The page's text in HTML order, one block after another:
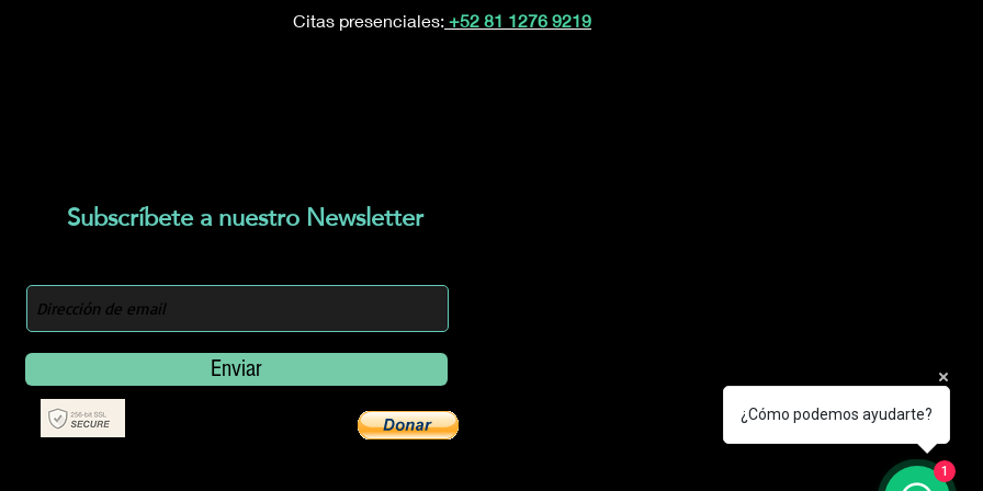
Citas presenciales: +52 81 1276 9219
Subscríbete a nuestro Newsletter
Enviar
¿Cómo podemos ayudarte?
1